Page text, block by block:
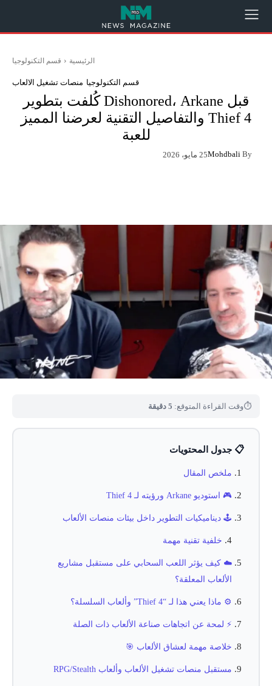
الرئيسية قسم التكنولوجيا
قسم التكنولوجيا منصات تشغيل الالعاب
قبل Dishonored، Arkane كُلفت بتطوير
Thief 4 والتفاصيل التقنية لعرضنا المميز
للعبة
By
Mohdbali25 مايو، 2026
⏱وقت القراءة المتوقع: 5 دقيقة
📋 جدول المحتويات
ملخص المقال
🎮 استوديو Arkane ورؤيته لـ Thief 4
🕹️ ديناميكيات التطوير داخل بيئات منصات الألعاب
خلفية تقنية مهمة
☁️ كيف يؤثر اللعب السحابي على مستقبل مشاريع
الألعاب المعلقة؟
⚙️ ماذا يعني هذا لـ “Thief 4” وألعاب السلسلة؟
⚡ لمحة عن اتجاهات صناعة الألعاب ذات الصلة
خلاصة مهمة لعشاق الألعاب 🎯
مستقبل منصات تشغيل الألعاب وألعاب RPG/Stealth